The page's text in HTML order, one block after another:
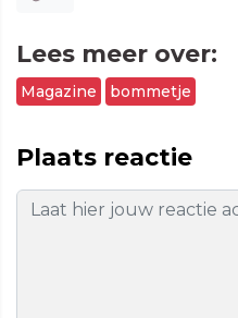
Lees meer over:
Magazine bommetje
Plaats reactie